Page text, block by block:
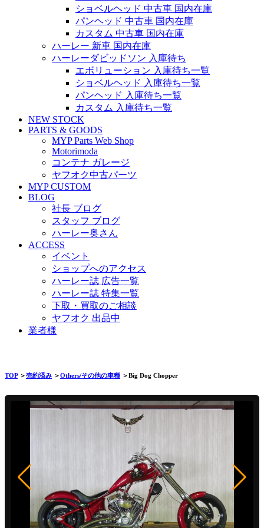
ショベルヘッド 中古車 国内在庫
パンヘッド 中古車 国内在庫
カスタム 中古車 国内在庫
ハーレー 新車 国内在庫
ハーレーダビッドソン 入庫待ち
エボリューション 入庫待ち一覧
ショベルヘッド 入庫待ち一覧
パンヘッド 入庫待ち一覧
カスタム 入庫待ち一覧
NEW STOCK
PARTS & GOODS
MYP Parts Web Shop
Motorimoda
コンテナ ガレージ
ヤフオク中古パーツ
MYP CUSTOM
BLOG
社長 ブログ
スタッフ ブログ
ハーレー奥さん
ACCESS
イベント
ショップへのアクセス
ハーレー誌 広告一覧
ハーレー誌 特集一覧
下取・買取のご相談
ヤフオク 出品中
業者様
TOP＞売約済み ＞Others/その他の車種 ＞Big Dog Chopper